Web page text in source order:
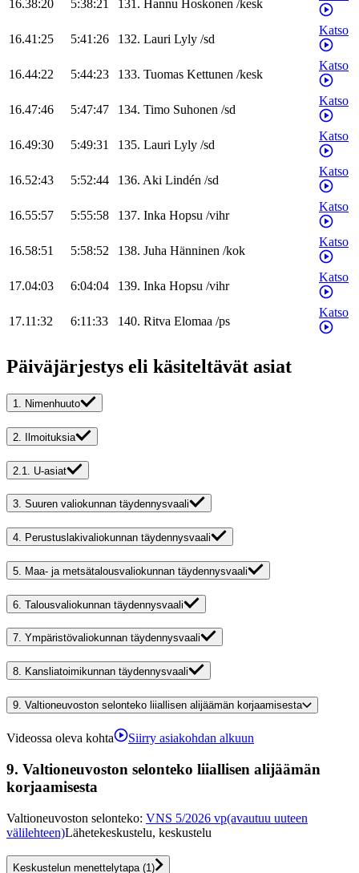
16.38:20 5:38:21 131. Hannu Hoskonen /kesk
16.41:25 5:41:26 132. Lauri Lyly /sd
Katso
16.44:22 5:44:23 133. Tuomas Kettunen /kesk
Katso
16.47:46 5:47:47 134. Timo Suhonen /sd
Katso
16.49:30 5:49:31 135. Lauri Lyly /sd
Katso
16.52:43 5:52:44 136. Aki Lindén /sd
Katso
16.55:57 5:55:58 137. Inka Hopsu /vihr
Katso
16.58:51 5:58:52 138. Juha Hänninen /kok
Katso
17.04:03 6:04:04 139. Inka Hopsu /vihr
Katso
17.11:32 6:11:33 140. Ritva Elomaa /ps
Katso
Päiväjärjestys eli käsiteltävät asiat
1. Nimenhuuto
2. Ilmoituksia
2.1. U-asiat
3. Suuren valiokunnan täydennysvaali
4. Perustuslakivaliokunnan täydennysvaali
5. Maa- ja metsätalousvaliokunnan täydennysvaali
6. Talousvaliokunnan täydennysvaali
7. Ympäristövaliokunnan täydennysvaali
8. Kansliatoimikunnan täydennysvaali
9. Valtioneuvoston selonteko liiallisen alijäämän korjaamisesta
Videossa oleva kohta Siirry asiakohdan alkuun
9. Valtioneuvoston selonteko liiallisen alijäämän
korjaamisesta
Valtioneuvoston selonteko: VNS 5/2026 vp(avautuu uuteen
välilehteen)Lähetekeskustelu, keskustelu
Keskustelun menettelytapa (1)